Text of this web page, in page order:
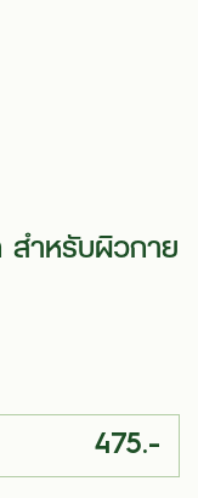
สำหรับผิวกาย
475.-